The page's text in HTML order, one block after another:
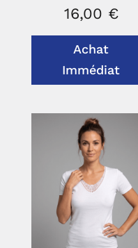
16,00 €
Achat
Immédiat